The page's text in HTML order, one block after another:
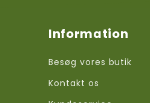
Information
Besøg vores butik
Kontakt os